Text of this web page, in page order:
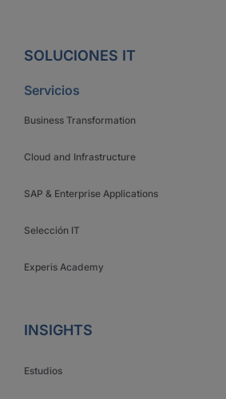
SOLUCIONES IT
Servicios
Business Transformation
Cloud and Infrastructure
SAP & Enterprise Applications
Selección IT
Experis Academy
INSIGHTS
Estudios